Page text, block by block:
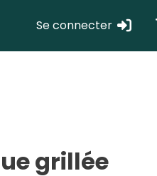
Erabiltzaile
Se connecter
grillée